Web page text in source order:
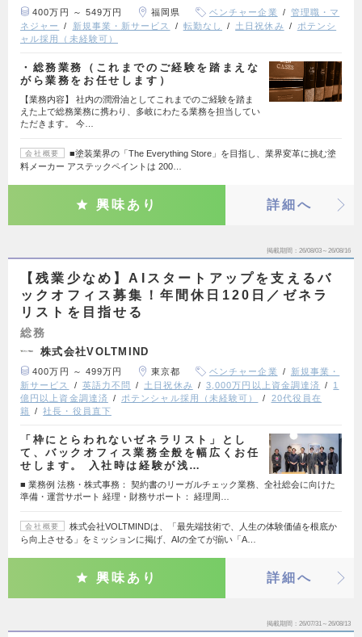
400万円 ～ 549万円 福岡県 ベンチャー企業
管理職・マ
ネジャー
新規事業・新サービス 転勤なし 土日祝休み
ポテンシ
ャル採用（未経験可）
・総務業務（これまでのご経験を踏まえな
がら業務をお任せします）
【業務内容】 社内の潤滑油としてこれまでのご経験を踏ま
えた上で総務業務に携わり、多岐にわたる業務を担当してい
ただきます。 今…
会社概要
■塗装業界の「The Everything Store」を目指し、業界変革に挑む塗
料メーカー アステックペイントは 200…
興味あり 詳細へ
掲載期間 26/08/03～26/08/16
【残業少なめ】AIスタートアップを支えるバ
ックオフィス募集！年間休日120日／ゼネラ
リストを目指せる
総務
株式会社VOLTMIND
400万円 ～ 499万円 東京都 ベンチャー企業
新規事業・
新サービス
英語力不問 土日祝休み 3,000万円以上資金調達済
1
億円以上資金調達済
ポテンシャル採用（未経験可）
20代役員在
籍
社長・役員直下
「枠にとらわれないゼネラリスト」とし
て、バックオフィス業務全般を幅広くお任
せします。 入社時は経験が浅…
■ 業務例 法務・株式事務： 契約書のリーガルチェック業務、全社総会に向けた
準備・運営サポート 経理・財務サポート： 経理周…
会社概要
株式会社VOLTMINDは、「最先端技術で、人生の体験価値を根底か
ら向上させる」をミッションに掲げ、AIの全てが揃い「A…
興味あり 詳細へ
掲載期間 26/07/31～26/08/13